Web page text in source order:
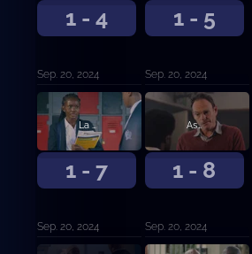
1 - 4
Sep. 20, 2024
1 - 5
Sep. 20, 2024
1 - 7
La coronación
Sep. 20, 2024
1 - 8
Asquerosamente ricos
Sep. 20, 2024